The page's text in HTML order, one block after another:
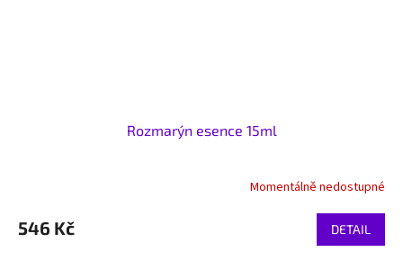
Rozmarýn esence 15ml
Momentálně nedostupné
546 Kč DETAIL